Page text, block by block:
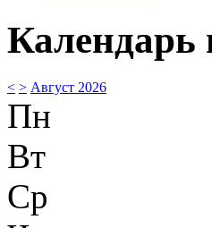
Календарь
< > Август 2026
Пн
Вт
Ср